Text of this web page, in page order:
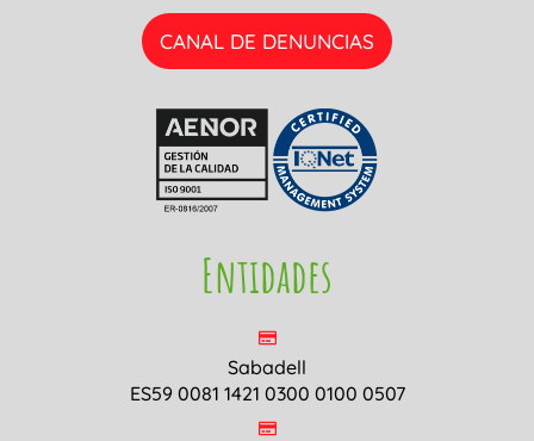
CANAL DE DENUNCIAS
Entidades
Sabadell
ES59 0081 1421 0300 0100 0507